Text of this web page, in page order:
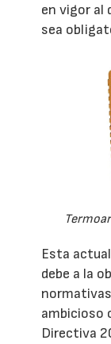
en vigor al
sea
Esta
debe a la
ambicioso
Directiva